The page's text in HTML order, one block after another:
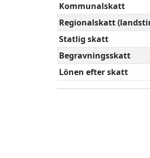
Kommunalskatt
Regionalskatt
Statlig skatt
Begravningsskatt
Lönen efter skatt